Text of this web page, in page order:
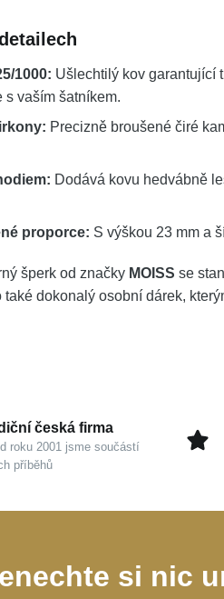
1000: Ušlechtilý kov garantující
s vaším šatníkem.
Precizně broušené čiré
Dodává kovu hedvábně
proporce: S výškou 23 mm a
šperk od značky MOISS se
také dokonalý osobní dárek,
česká firma
roku 2001 jsme součástí
příběhů
si nic